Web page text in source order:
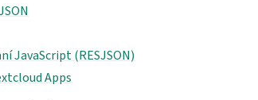
JavaScript (RESJSON)
Apps